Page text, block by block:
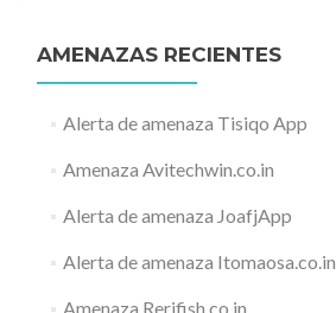
AMENAZAS RECIENTES
Alerta de amenaza Tisiqo App
Amenaza Avitechwin.co.in
Alerta de amenaza JoafjApp
Alerta de amenaza Itomaosa.co.in
Amenaza Rerifish.co.in